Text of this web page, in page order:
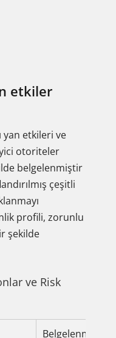
etkiler
yan etkileri ve
otoriteler
belgelenmiştir
çeşitli
profili, zorunlu
şekilde
ve Risk
Belgelenmiş